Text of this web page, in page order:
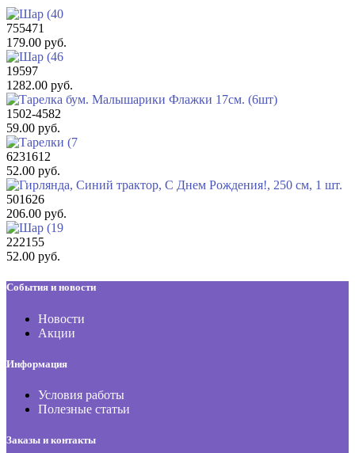
755471
179.00 руб.
19597
1282.00 руб.
1502-4582
59.00 руб.
6231612
52.00 руб.
501626
206.00 руб.
222155
52.00 руб.
События и новости
Новости
Акции
Информация
Условия работы
Полезные статьи
Заказы и контакты